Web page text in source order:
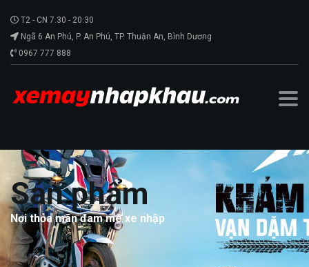
T2 - CN 7.30 - 20:30
Ngã 6 An Phú, P. An Phú, TP. Thuận An, Bình Dương
0967 777 888
Sản phẩm
Nơi thỏa mãn đam mê xe nhập